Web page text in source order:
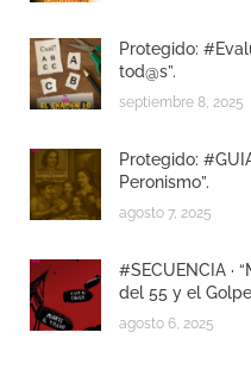
Protegido:
tod@s”.
septiembre 8, 2025
Protegido:
Peronismo”.
agosto 7, 2025
#SECUENCIA ·
del 55 y el
agosto 6, 2025